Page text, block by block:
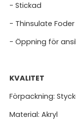
- Stickad
- Thinsulate Foder
- Öppning för
KVALITET
Förpackning:
Material: Akryl